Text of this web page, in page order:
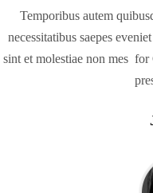
Temporibus autem
necessitatibus saepes
sint et molestiae non mes